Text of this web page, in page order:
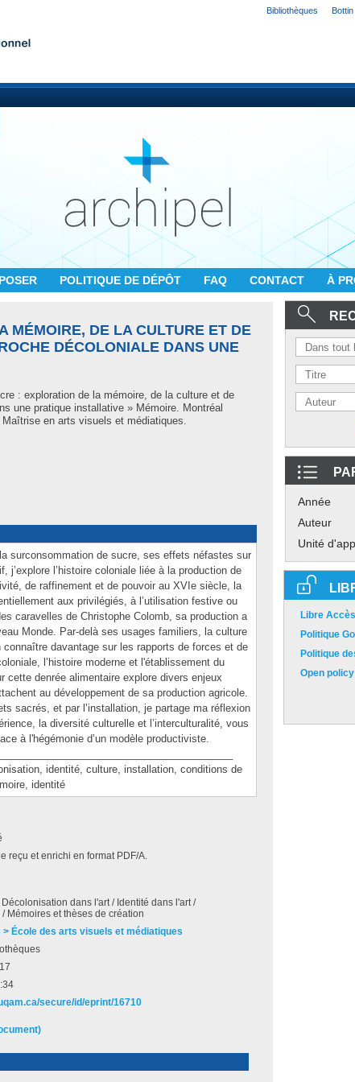
Bibliothèques Bottin
POLITIQUE DE DÉPÔT FAQ CONTACT À
MÉMOIRE, DE LA CULTURE ET DE
DÉCOLONIALE DANS UNE
: exploration de la mémoire, de la culture et de
une pratique installative » Mémoire. Montréal
en arts visuels et médiatiques.
surconsommation de sucre, ses effets néfastes sur
j’explore l’histoire coloniale liée à la production de
de raffinement et de pouvoir au XVIe siècle, la
aux privilégiés, à l’utilisation festive ou
caravelles de Christophe Colomb, sa production a
Monde. Par-delà ses usages familiers, la culture
connaître davantage sur les rapports de forces et de
l’histoire moderne et l'établissement du
cette denrée alimentaire explore divers enjeux
au développement de sa production agricole.
sacrés, et par l’installation, je partage ma réflexion
la diversité culturelle et l’interculturalité, vous
à l'hégémonie d’un modèle productiviste.
identité, culture, installation, conditions de
identité
reçu et enrichi en format PDF/A.
dans l'art / Identité dans l'art /
/ Mémoires et thèses de création
> École des arts visuels et médiatiques
secure/id/eprint/16710
Année
Auteur
Unité
Libre
Politique
Politique
Open